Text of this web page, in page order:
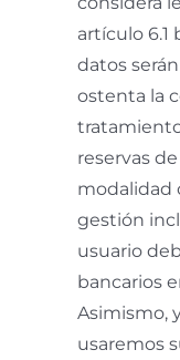
artículo 6.1
datos
ostenta la
reservas
modalidad
gestión
usuario
bancarios
Asimismo,
usaremos